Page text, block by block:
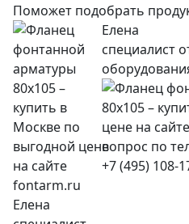
Поможет подобрать
Елена
специалист
+7 (495) 108-